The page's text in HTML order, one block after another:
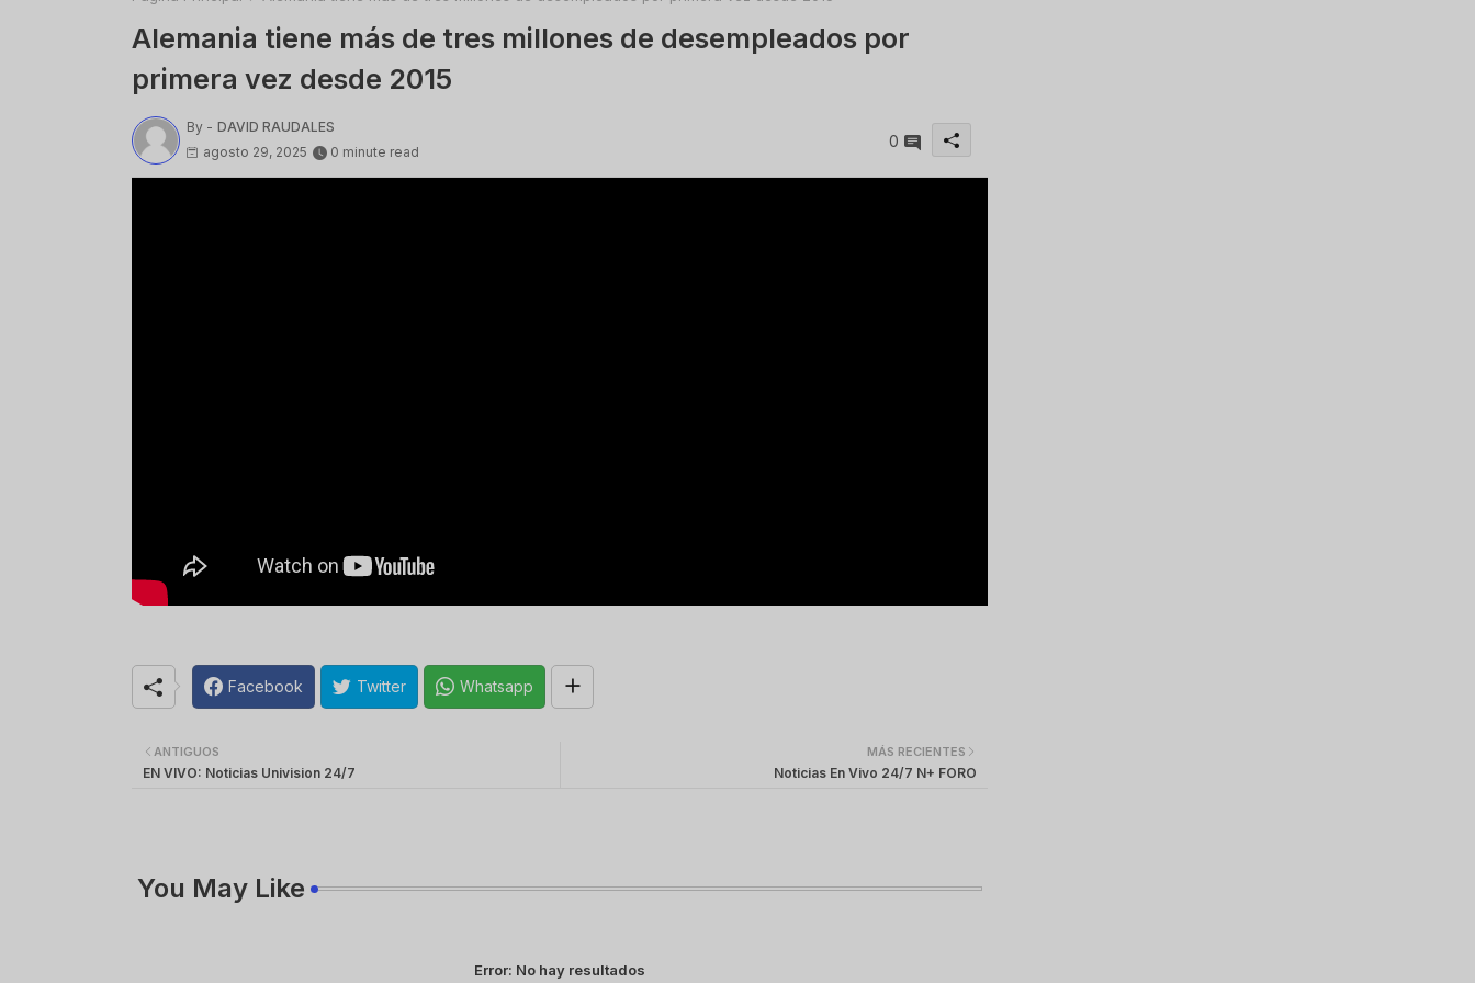
Alemania tiene más de tres millones de desempleados por
primera vez desde 2015
By - DAVID RAUDALES
agosto 29, 2025
0 minute read
0
Facebook Twitter Whatsapp
MÁS RECIENTES
Noticias En Vivo 24/7 N+ FORO
ANTIGUOS
EN VIVO: Noticias Univision 24/7
You May Like
Error: No hay resultados